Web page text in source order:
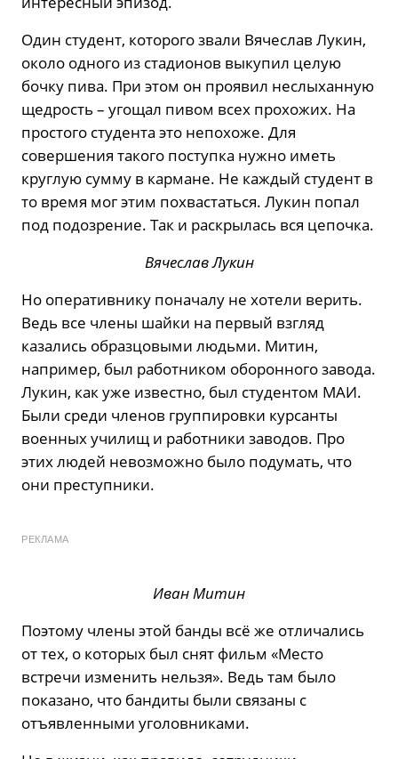
Один студент, которого звали Вячеслав Лукин,
около одного из стадионов выкупил целую
бочку пива. При этом он проявил неслыханную
щедрость – угощал пивом всех прохожих. На
простого студента это непохоже. Для
совершения такого поступка нужно иметь
круглую сумму в кармане. Не каждый студент в
то время мог этим похвастаться. Лукин попал
под подозрение. Так и раскрылась вся цепочка.
Вячеслав Лукин
Но оперативнику поначалу не хотели верить.
Ведь все члены шайки на первый взгляд
казались образцовыми людьми. Митин,
например, был работником оборонного завода.
Лукин, как уже известно, был студентом МАИ.
Были среди членов группировки курсанты
военных училищ и работники заводов. Про
этих людей невозможно было подумать, что
они преступники.
РЕКЛАМА
Иван Митин
Поэтому члены этой банды всё же отличались
от тех, о которых был снят фильм «Место
встречи изменить нельзя». Ведь там было
показано, что бандиты были связаны с
отъявленными уголовниками.